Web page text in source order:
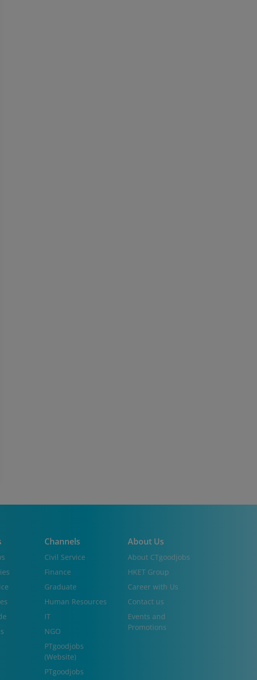
Channels
Civil Service
Finance
Graduate
Human Resources
IT
NGO
PTgoodjobs
(Website)
PTgoodjobs
About Us
About CTgoodjobs
HKET Group
Career with Us
Contact us
Events and
Promotions